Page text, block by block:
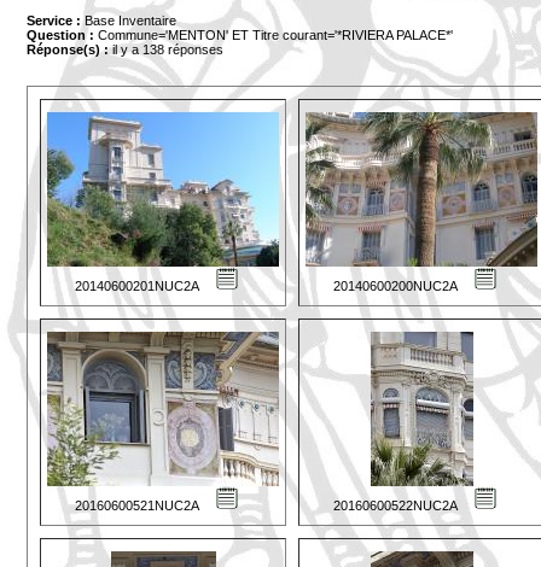
Service : Base Inventaire
Question : Commune='MENTON' ET Titre courant='*RIVIERA PALACE*'
Réponse(s) :il y a 138 réponses
20140600201NUC2A 20140600200NUC2A
20160600521NUC2A 20160600522NUC2A